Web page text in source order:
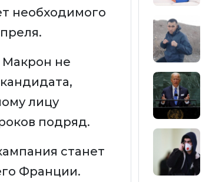
необходимого
не
лицу
подряд.
станет
Франции.